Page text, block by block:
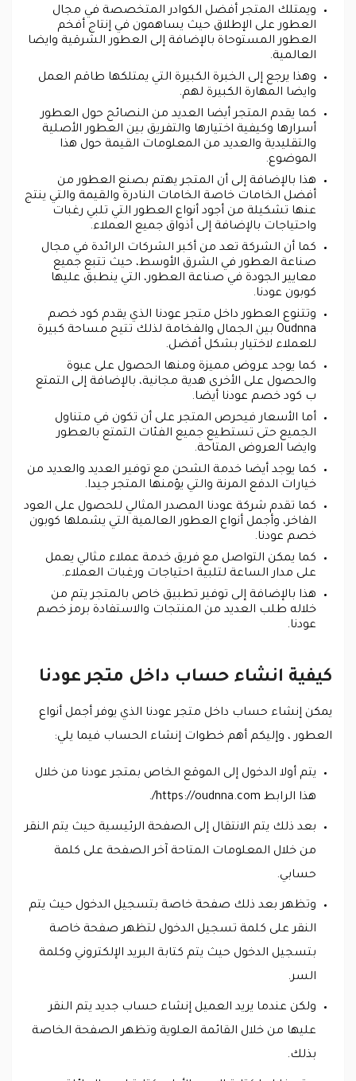
ويمتلك المتجر أفضل الكوادر المتخصصة في مجال
العطور على الإطلاق حيث يساهمون في إنتاج أفخم
العطور المستوحاة بالإضافة إلى العطور الشرقية وايضا
العالمية.
وهذا يرجع إلى الخبرة الكبيرة التي يمتلكها طاقم العمل
وايضا المهارة الكبيرة لهم.
كما يقدم المتجر أيضا العديد من النصائح حول العطور
أسرارها وكيفية اختيارها والتفريق بين العطور الأصلية
والتقليدية والعديد من المعلومات القيمة حول هذا
الموضوع.
هذا بالإضافة إلى أن المتجر يهتم بصنع العطور من
أفضل الخامات خاصة الخامات النادرة والقيمة والتي ينتج
عنها تشكيلة من أجود أنواع العطور التي تلبي رغبات
واحتياجات بالإضافة إلى أذواق جميع العملاء.
كما أن الشركة تعد من أكبر الشركات الرائدة في مجال
صناعة العطور في الشرق الأوسط، حيث تتبع جميع
معايير الجودة في صناعة العطور، التي ينطبق عليها
كوبون عودنا.
وتتنوع العطور داخل متجر عودنا الذي يقدم كود خصم
Oudnna بين الجمال والفخامة لذلك تتيح مساحة كبيرة
للعملاء لاختيار بشكل أفضل.
كما يوجد عروض مميزة ومنها الحصول على عبوة
والحصول على الأخرى هدية مجانية، بالإضافة إلى التمتع
ب كود خصم عودنا أيضا.
أما الأسعار فيحرص المتجر على أن تكون في متناول
الجميع حتى تستطيع جميع الفئات التمتع بالعطور
وايضا العروض المتاحة.
كما يوجد أيضا خدمة الشحن مع توفير العديد والعديد من
خيارات الدفع المرنة والتي يؤمنها المتجر جيدا.
كما تقدم شركة عودنا المصدر المثالي للحصول على العود
الفاخر، وأجمل أنواع العطور العالمية التي يشملها كوبون
خصم عودنا.
كما يمكن التواصل مع فريق خدمة عملاء مثالي يعمل
على مدار الساعة لتلبية احتياجات ورغبات العملاء.
هذا بالإضافة إلى توفير تطبيق خاص بالمتجر يتم من
خلاله طلب العديد من المنتجات والاستفادة برمز خصم
عودنا.
كيفية انشاء حساب داخل متجر عودنا
يمكن إنشاء حساب داخل متجر عودنا الذي يوفر أجمل أنواع
العطور ، وإليكم أهم خطوات إنشاء الحساب فيما يلي:
يتم أولا الدخول إلى الموقع الخاص بمتجر عودنا من خلال
هذا الرابط https://oudnna.com/.
بعد ذلك يتم الانتقال إلى الصفحة الرئيسية حيث يتم النقر
من خلال المعلومات المتاحة آخر الصفحة على كلمة
حسابي.
وتظهر بعد ذلك صفحة خاصة بتسجيل الدخول حيث يتم
النقر على كلمة تسجيل الدخول لتظهر صفحة خاصة
بتسجيل الدخول حيث يتم كتابة البريد الإلكتروني وكلمة
السر.
ولكن عندما يريد العميل إنشاء حساب جديد يتم النقر
عليها من خلال القائمة العلوية وتظهر الصفحة الخاصة
بذلك.